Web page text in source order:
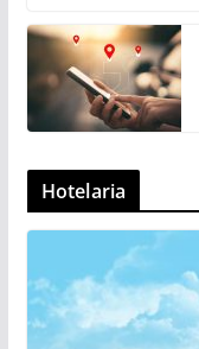
Hotelaria